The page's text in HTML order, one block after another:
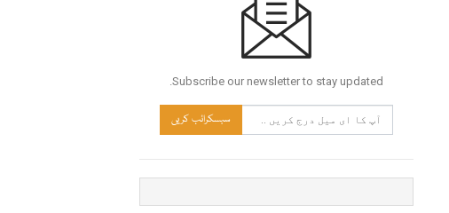
Subscribe our newsletter to stay updated.
سبسکرائب کریں